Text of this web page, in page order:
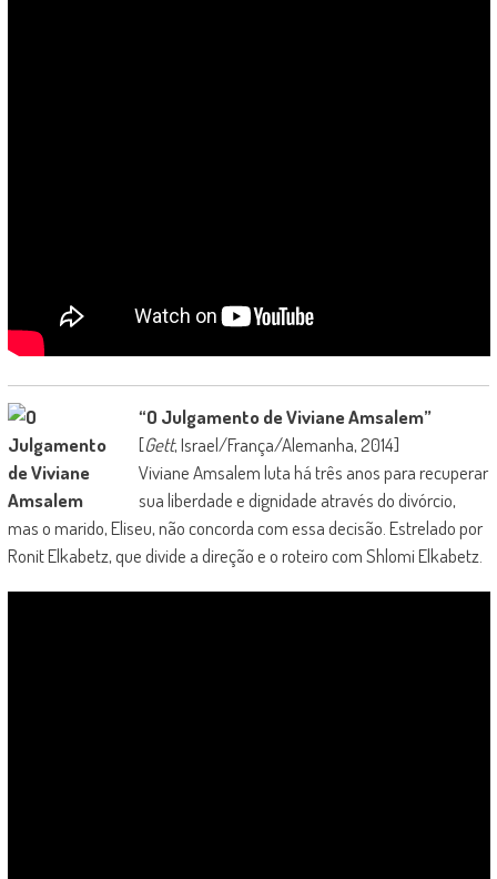
“O Julgamento de Viviane Amsalem”
[Gett, Israel/França/Alemanha, 2014]
Viviane Amsalem luta há três anos para recuperar
sua liberdade e dignidade através do divórcio,
mas o marido, Eliseu, não concorda com essa decisão. Estrelado por
Ronit Elkabetz, que divide a direção e o roteiro com Shlomi Elkabetz.